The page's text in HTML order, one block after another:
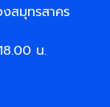
สมุทรสาคร
น.